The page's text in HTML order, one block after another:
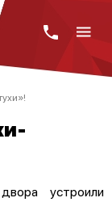
устроили